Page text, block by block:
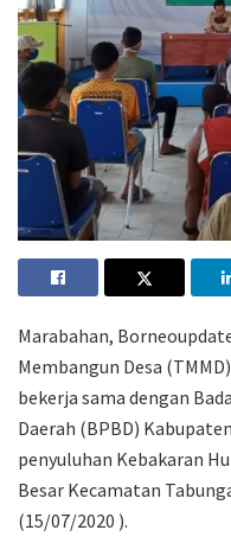
Marabahan,
Membangun Desa
bekerja sama dengan
Daerah (BPBD)
penyuluhan Kebakaran
Besar Kecamatan
(15/07/2020 ).